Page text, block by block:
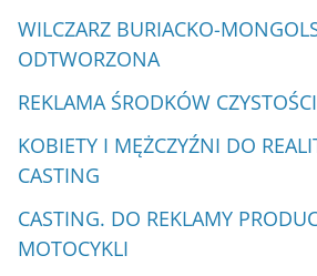
WILCZARZ BURIACKO-
ODTWORZONA
REKLAMA ŚRODKÓW CZYSTOŚCI
KOBIETY I MĘŻCZYŹNI DO
CASTING
CASTING. DO REKLAMY
MOTOCYKLI